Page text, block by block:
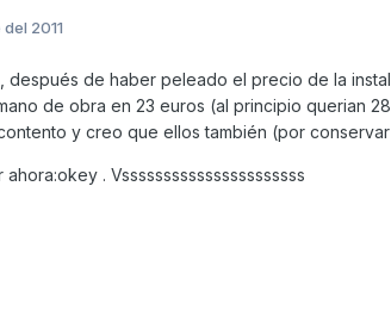
2011
después de haber peleado el precio de la
de obra en 23 euros (al principio querian
y creo que ellos también (por
. Vssssssssssssssssssssss